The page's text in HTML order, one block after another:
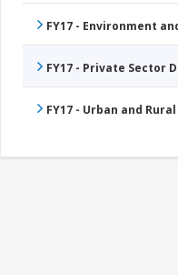
FY17 - Environment
FY17 - Private Sector
FY17 - Urban and